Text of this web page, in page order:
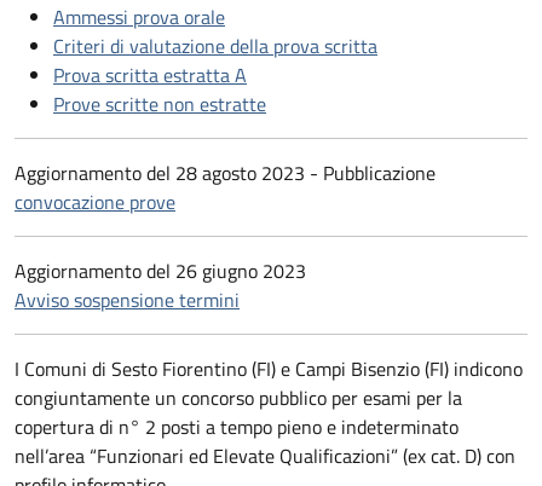
Ammessi prova orale
Criteri di valutazione della prova scritta
Prova scritta estratta A
Prove scritte non estratte
Aggiornamento del 28 agosto 2023 - Pubblicazione
convocazione prove
Aggiornamento del 26 giugno 2023
Avviso sospensione termini
I Comuni di Sesto Fiorentino (FI) e Campi Bisenzio (FI) indicono
congiuntamente un concorso pubblico per esami per la
copertura di n° 2 posti a tempo pieno e indeterminato
nell’area “Funzionari ed Elevate Qualificazioni” (ex cat. D) con